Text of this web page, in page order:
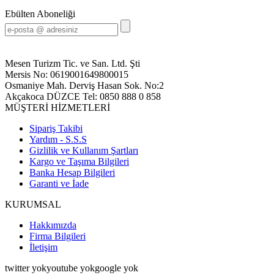
Ebülten Aboneliği
Mesen Turizm Tic. ve San. Ltd. Şti
Mersis No: 0619001649800015
Osmaniye Mah. Derviş Hasan Sok. No:2
Akçakoca DÜZCE Tel: 0850 888 0 858
MÜŞTERİ HİZMETLERİ
Sipariş Takibi
Yardım - S.S.S
Gizlilik ve Kullanım Şartları
Kargo ve Taşıma Bilgileri
Banka Hesap Bilgileri
Garanti ve İade
KURUMSAL
Hakkımızda
Firma Bilgileri
İletişim
twitter yokyoutube yokgoogle yok